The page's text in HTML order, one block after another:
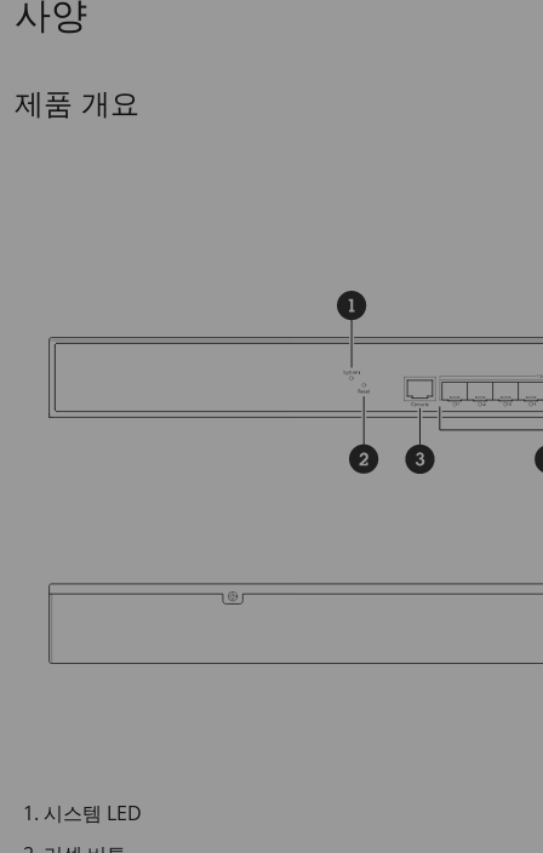
사양
제품 개요
시스템 LED